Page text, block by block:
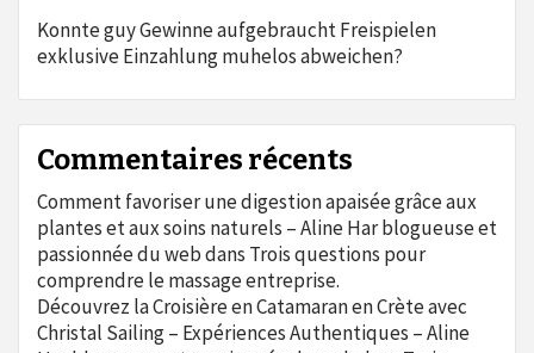
Konnte guy Gewinne aufgebraucht Freispielen
exklusive Einzahlung muhelos abweichen?
Commentaires récents
Comment favoriser une digestion apaisée grâce aux
plantes et aux soins naturels – Aline Har blogueuse et
passionnée du webdans Trois questions pour
comprendre le massage entreprise.
Découvrez la Croisière en Catamaran en Crète avec
Christal Sailing – Expériences Authentiques – Aline